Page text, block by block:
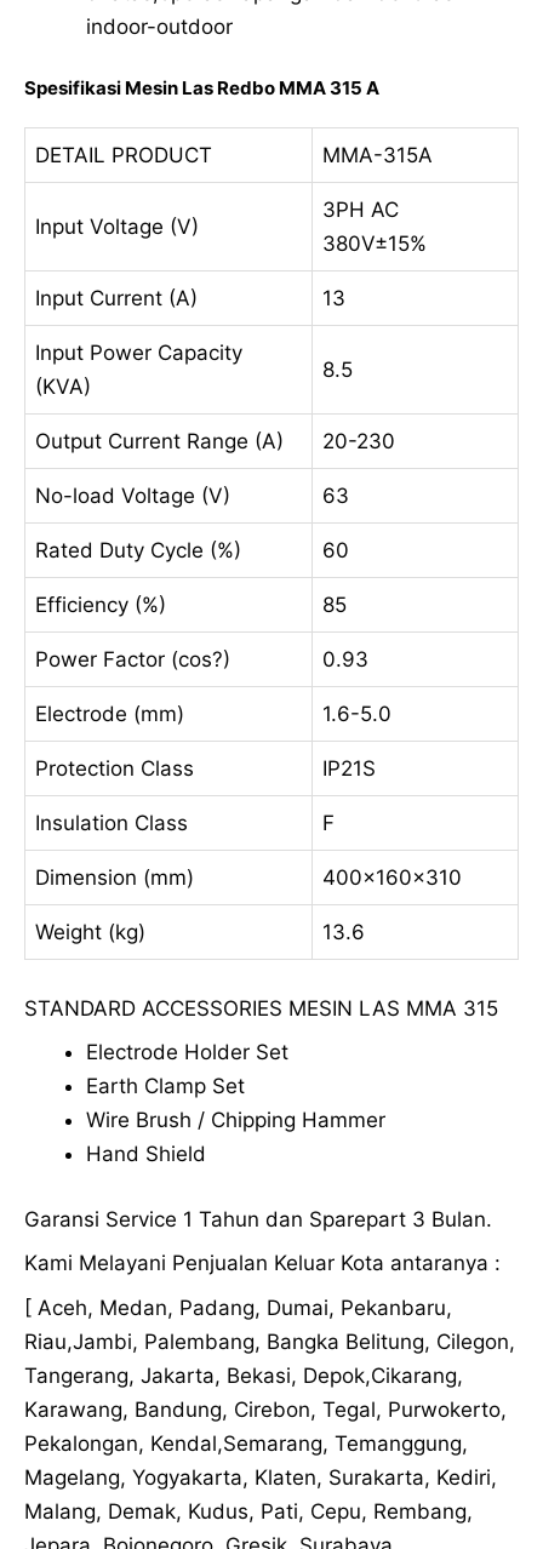
indoor-outdoor
Spesifikasi Mesin Las Redbo MMA 315 A
DETAIL PRODUCT MMA-315A
Input Voltage (V)
3PH AC
380V±15%
Input Current (A) 13
Input Power Capacity
(KVA)
8.5
Output Current Range (A) 20-230
No-load Voltage (V) 63
Rated Duty Cycle (%) 60
Efficiency (%) 85
Power Factor (cos?) 0.93
Electrode (mm) 1.6-5.0
Protection Class IP21S
Insulation Class F
Dimension (mm) 400x160x310
Weight (kg) 13.6
STANDARD ACCESSORIES MESIN LAS MMA 315
Electrode Holder Set
Earth Clamp Set
Wire Brush / Chipping Hammer
Hand Shield
Garansi Service 1 Tahun dan Sparepart 3 Bulan.
Kami Melayani Penjualan Keluar Kota antaranya :
[ Aceh, Medan, Padang, Dumai, Pekanbaru,
Riau,Jambi, Palembang, Bangka Belitung, Cilegon,
Tangerang, Jakarta, Bekasi, Depok,Cikarang,
Karawang, Bandung, Cirebon, Tegal, Purwokerto,
Pekalongan, Kendal,Semarang, Temanggung,
Magelang, Yogyakarta, Klaten, Surakarta, Kediri,
Malang, Demak, Kudus, Pati, Cepu, Rembang,